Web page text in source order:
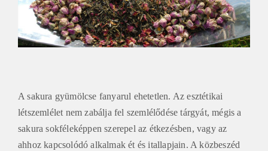
A sakura gyümölcse fanyarul ehetetlen. Az esztétikai
létszemlélet nem zabálja fel szemlélődése tárgyát, mégis a
sakura sokféleképpen szerepel az étkezésben, vagy az
ahhoz kapcsolódó alkalmak ét és itallapjain. A közbeszéd